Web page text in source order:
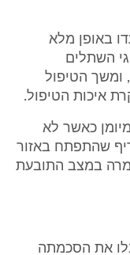
באופן מלא
השתלים
ומשך הטיפול
איכות הטיפול.
כאשר לא
שהתפתח באזור
במצב התובעת
את הסכמתה